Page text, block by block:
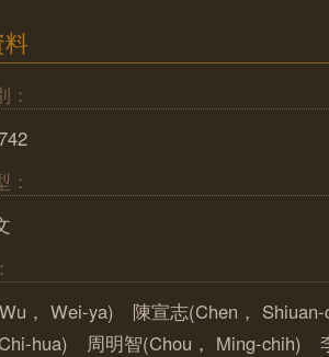
：
：
， Wei-ya) 陳宣志(Chen，
hua) 周明智(Chou， Ming-chih)